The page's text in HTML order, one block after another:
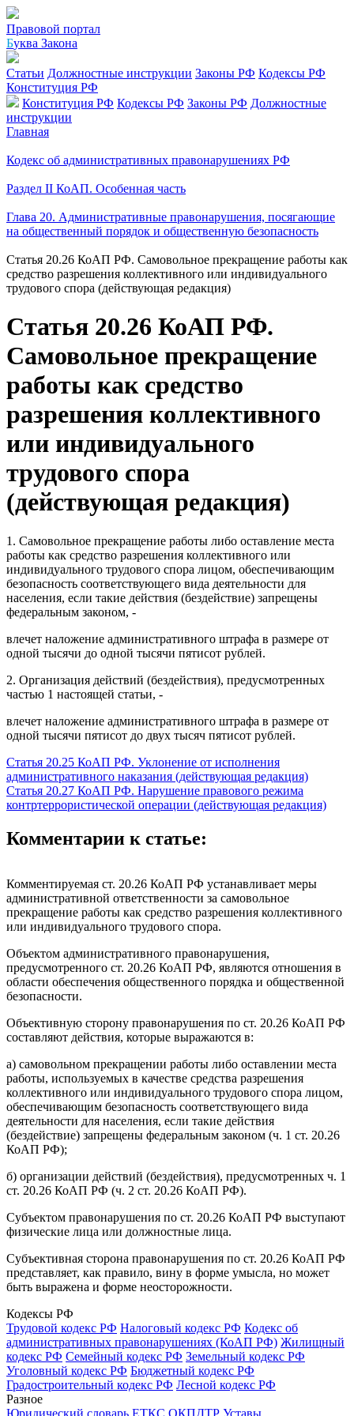
Правовой портал
Буква Закона
Статьи Должностные инструкции Законы РФ Кодексы РФ
Конституция РФ
Конституция РФ Кодексы РФ Законы РФ Должностные
инструкции
Главная
Кодекс об административных правонарушениях РФ
Раздел II КоАП. Особенная часть
Глава 20. Административные правонарушения, посягающие
на общественный порядок и общественную безопасность
Статья 20.26 КоАП РФ. Самовольное прекращение работы как
средство разрешения коллективного или индивидуального
трудового спора (действующая редакция)
Статья 20.26 КоАП РФ.
Самовольное прекращение
работы как средство
разрешения коллективного
или индивидуального
трудового спора
(действующая редакция)
1. Самовольное прекращение работы либо оставление места
работы как средство разрешения коллективного или
индивидуального трудового спора лицом, обеспечивающим
безопасность соответствующего вида деятельности для
населения, если такие действия (бездействие) запрещены
федеральным законом, -
влечет наложение административного штрафа в размере от
одной тысячи до одной тысячи пятисот рублей.
2. Организация действий (бездействия), предусмотренных
частью 1 настоящей статьи, -
влечет наложение административного штрафа в размере от
одной тысячи пятисот до двух тысяч пятисот рублей.
Статья 20.25 КоАП РФ. Уклонение от исполнения
административного наказания (действующая редакция)
Статья 20.27 КоАП РФ. Нарушение правового режима
контртеррористической операции (действующая редакция)
Комментарии к статье:
Комментируемая ст. 20.26 КоАП РФ устанавливает меры
административной ответственности за самовольное
прекращение работы как средство разрешения коллективного
или индивидуального трудового спора.
Объектом административного правонарушения,
предусмотренного ст. 20.26 КоАП РФ, являются отношения в
области обеспечения общественного порядка и общественной
безопасности.
Объективную сторону правонарушения по ст. 20.26 КоАП РФ
составляют действия, которые выражаются в:
а) самовольном прекращении работы либо оставлении места
работы, используемых в качестве средства разрешения
коллективного или индивидуального трудового спора лицом,
обеспечивающим безопасность соответствующего вида
деятельности для населения, если такие действия
(бездействие) запрещены федеральным законом (ч. 1 ст. 20.26
КоАП РФ);
б) организации действий (бездействия), предусмотренных ч. 1
ст. 20.26 КоАП РФ (ч. 2 ст. 20.26 КоАП РФ).
Субъектом правонарушения по ст. 20.26 КоАП РФ выступают
физические лица или должностные лица.
Субъективная сторона правонарушения по ст. 20.26 КоАП РФ
представляет, как правило, вину в форме умысла, но может
быть выражена и форме неосторожности.
Кодексы РФ
Трудовой кодекс РФ Налоговый кодекс РФ Кодекс об
административных правонарушениях (КоАП РФ) Жилищный
кодекс РФ Семейный кодекс РФ Земельный кодекс РФ
Уголовный кодекс РФ Бюджетный кодекс РФ
Градостроительный кодекс РФ Лесной кодекс РФ
Разное
Юридический словарь ЕТКС ОКПДТР Уставы